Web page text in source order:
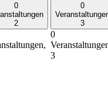
0
2
0
3
0
3